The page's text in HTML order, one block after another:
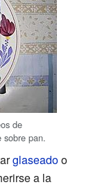
de
pan.
glaseadoo
a la